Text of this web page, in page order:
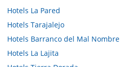
Hotels La Pared
Hotels Tarajalejo
Hotels Barranco del Mal Nombre
Hotels La Lajita